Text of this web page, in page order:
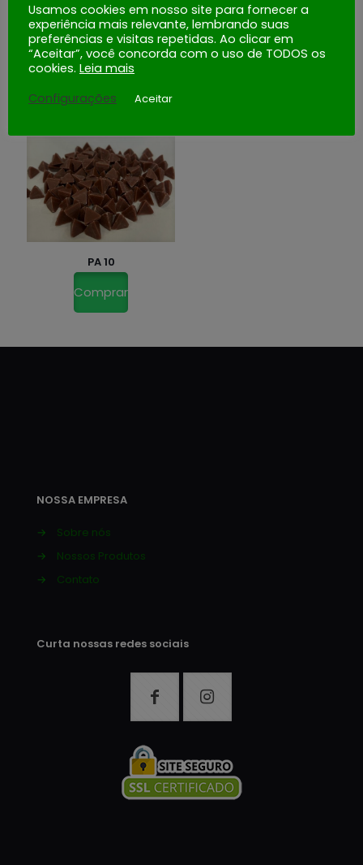
KM 10
Comprar RP 04 G
PA 10
Comprar
NOSSA EMPRESA
→
Sobre nós
→
Nossos Produtos
→
Contato
Curta nossas redes sociais
Usamos cookies em nosso site para fornecer a
experiência mais relevante, lembrando suas
preferências e visitas repetidas. Ao clicar em
“Aceitar”, você concorda com o uso de TODOS os
cookies. Leia mais
Configurações
Aceitar